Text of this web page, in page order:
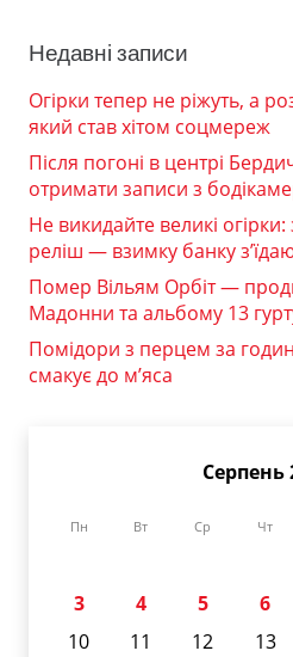
Недавні записи
Огірки тепер не ріжуть, а
який став хітом соцмереж
Після погоні в центрі
отримати записи з
Не викидайте великі
реліш — взимку банку
Помер Вільям Орбіт —
Мадонни та альбому 13
Помідори з перцем за
смакує до м’яса
Серпень
Пн Вт Ср Чт
3
4 5 6
10
11 12 13